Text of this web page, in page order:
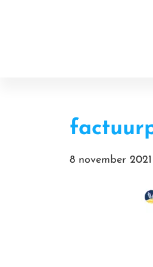
8 november 2021